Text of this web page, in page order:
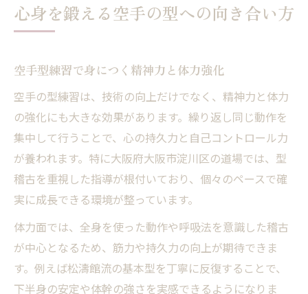
心身を鍛える空手の型への向き合い方
空手型練習で身につく精神力と体力強化
空手の型練習は、技術の向上だけでなく、精神力と体力
の強化にも大きな効果があります。繰り返し同じ動作を
集中して行うことで、心の持久力と自己コントロール力
が養われます。特に大阪府大阪市淀川区の道場では、型
稽古を重視した指導が根付いており、個々のペースで確
実に成長できる環境が整っています。
体力面では、全身を使った動作や呼吸法を意識した稽古
が中心となるため、筋力や持久力の向上が期待できま
す。例えば松濤館流の基本型を丁寧に反復することで、
下半身の安定や体幹の強さを実感できるようになりま